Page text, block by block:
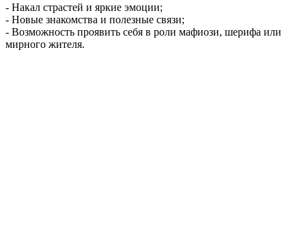
- Накал страстей и яркие эмоции;
- Новые знакомства и полезные связи;
- Возможность проявить себя в роли мафиози, шерифа или
мирного жителя.